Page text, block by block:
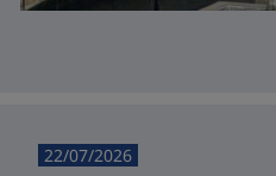
22/07/2026